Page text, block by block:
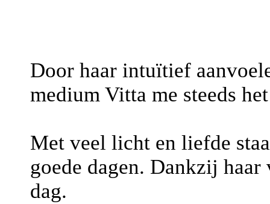
Door haar intuïtief
medium Vitta me steeds
Met veel licht en liefde
goede dagen. Dankzij
dag.